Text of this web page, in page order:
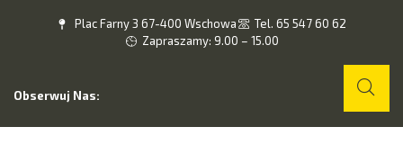
Plac Farny 3 67-400 Wschowa
Tel. 65 547 60 62
Zapraszamy: 9.00 – 15.00
Obserwuj Nas: